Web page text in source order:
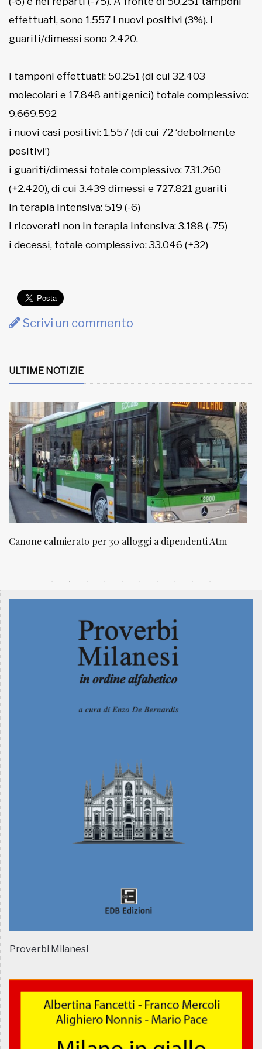
effettuati, sono 1.557 i nuovi positivi (3%). I
guariti/dimessi sono 2.420.
i tamponi effettuati: 50.251 (di cui 32.403
molecolari e 17.848 antigenici) totale complessivo:
9.669.592
i nuovi casi positivi: 1.557 (di cui 72 ‘debolmente
positivi’)
i guariti/dimessi totale complessivo: 731.260
(+2.420), di cui 3.439 dimessi e 727.821 guariti
in terapia intensiva: 519 (-6)
i ricoverati non in terapia intensiva: 3.188 (-75)
i decessi, totale complessivo: 33.046 (+32)
Scrivi un commento
ULTIME NOTIZIE
dipendenti Atm NATUROPATIA IN BREVE 20/01
Proverbi Milanesi